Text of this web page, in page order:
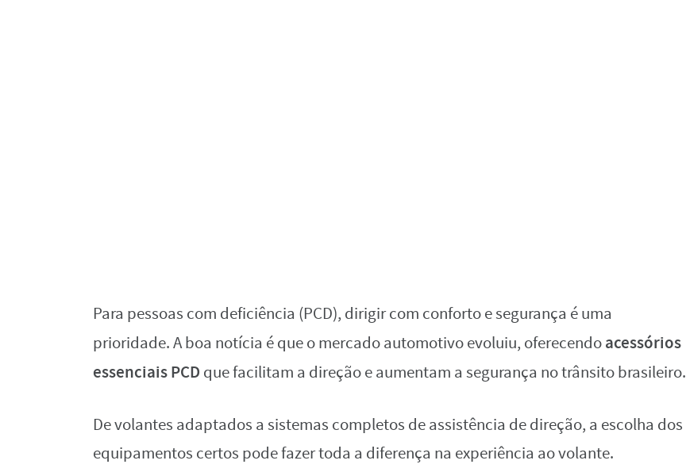
Para pessoas com deficiência (PCD), dirigir com conforto e segurança é uma
prioridade. A boa notícia é que o mercado automotivo evoluiu, oferecendoacessórios
essenciais PCD que facilitam a direção e aumentam a segurança no trânsito brasileiro.
De volantes adaptados a sistemas completos de assistência de direção, a escolha dos
equipamentos certos pode fazer toda a diferença na experiência ao volante.